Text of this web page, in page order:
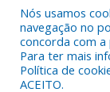
Todos os
Nós usamos
navegação no
concorda com
Para ter mais
Política de
ACEITO.